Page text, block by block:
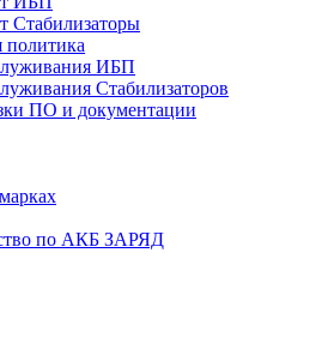
Стабилизаторы
политика
ИБП
Стабилизаторов
ПО и документации
по АКБ ЗАРЯД